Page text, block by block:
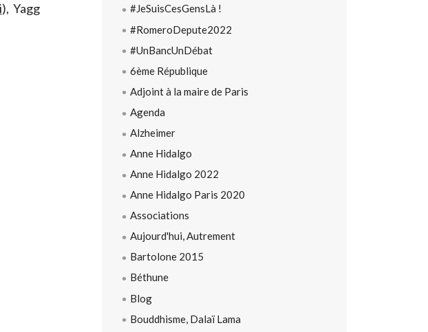
), Yagg
#JeSuisCesGensLà !
#RomeroDepute2022
#UnBancUnDébat
6ème République
Adjoint à la maire de Paris
Agenda
Alzheimer
Anne Hidalgo
Anne Hidalgo 2022
Anne Hidalgo Paris 2020
Associations
Aujourd'hui, Autrement
Bartolone 2015
Béthune
Blog
Bouddhisme, Dalaï Lama